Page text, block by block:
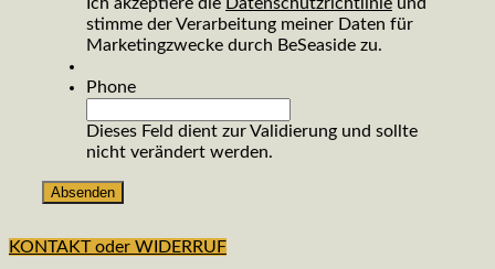
Ich akzeptiere die Datenschutzrichtlinie und
stimme der Verarbeitung meiner Daten für
Marketingzwecke durch BeSeaside zu.
Phone
Dieses Feld dient zur Validierung und sollte
nicht verändert werden.
KONTAKT oder WIDERRUF